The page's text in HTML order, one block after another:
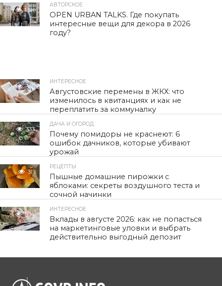
1.5K
АВТОРСКОЕ
OPEN URBAN TALKS. Где покупать
интересные вещи для декора в 2026
году?
336
ИНТЕРЕСНОЕ
Августовские перемены в ЖКХ: что
изменилось в квитанциях и как не
переплатить за коммуналку
333
ДАЧА И ОГОРОД
Почему помидоры не краснеют: 6
ошибок дачников, которые убивают
урожай
311
РЕЦЕПТЫ
Пышные домашние пирожки с
яблоками: секреты воздушного теста и
сочной начинки
504
ИНТЕРЕСНОЕ
Вклады в августе 2026: как не попасться
на маркетинговые уловки и выбрать
действительно выгодный депозит